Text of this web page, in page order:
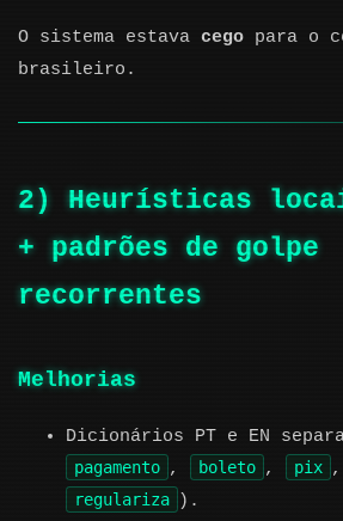
O sistema estava cego para o
brasileiro.
2) Heurísticas
+ padrões de golpe
recorrentes
Melhorias
Dicionários PT e EN
pagamento , boleto , pix ,
regulariza
).